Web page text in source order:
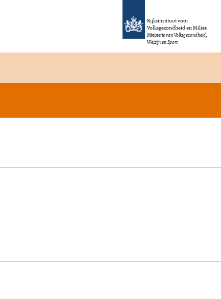
Rijksinstituut voor
Volksgezondheid en Milieu
Ministerie van Volksgezondheid,
Welzijn en Sport